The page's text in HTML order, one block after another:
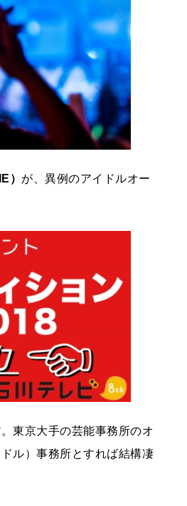
） が、異例のアイドルオー
東京大手の芸能事務所のオ
ル）事務所とすれば結構凄